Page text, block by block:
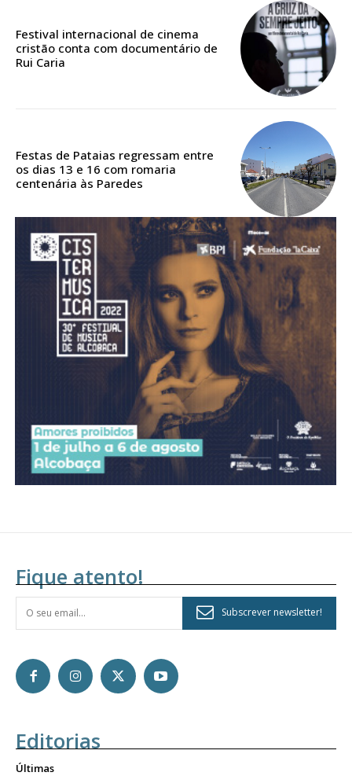
Escolha o plano
DIGITAL ANUAL
16
12 meses
Acesso ao conteúdo online
Acesso aos conteúdos Exclusivos para
assinantes
Ofertas para assinatura anual
Escolha o plano
Festival internacional de cinema
cristão conta com documentário de
Rui Caria
Festas de Pataias regressam entre
os dias 13 e 16 com romaria
centenária às Paredes
Fique atento!
Subscrever newsletter!
Editorias
Últimas